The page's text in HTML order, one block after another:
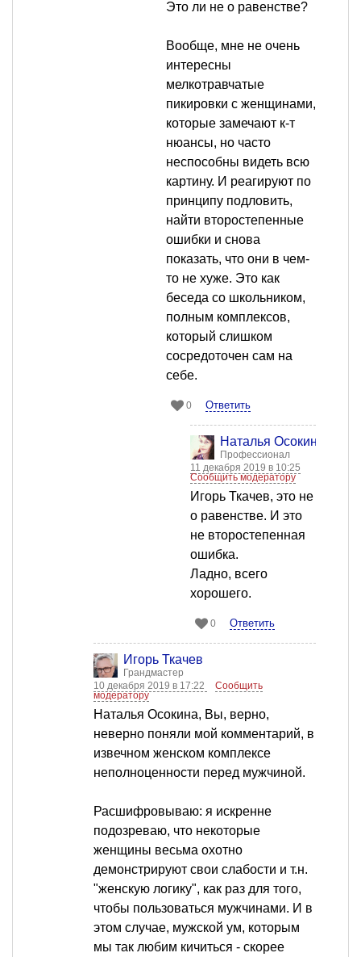
Это ли не о равенстве?
Вообще, мне не очень
интересны
мелкотравчатые
пикировки с женщинами,
которые замечают к-т
нюансы, но часто
неспособны видеть всю
картину. И реагируют по
принципу подловить,
найти второстепенные
ошибки и снова
показать, что они в чем-
то не хуже. Это как
беседа со школьником,
полным комплексов,
который слишком
сосредоточен сам на
себе.
0 Ответить
Наталья Осокина
Профессионал
11 декабря 2019 в 10:25
Сообщить модератору
Игорь Ткачев, это не
о равенстве. И это
не второстепенная
ошибка.
Ладно, всего
хорошего.
0 Ответить
Игорь Ткачев
Грандмастер
10 декабря 2019 в 17:22
Сообщить
модератору
Наталья Осокина, Вы, верно,
неверно поняли мой комментарий, в
извечном женском комплексе
неполноценности перед мужчиной.
Расшифровываю: я искренне
подозреваю, что некоторые
женщины весьма охотно
демонстрируют свои слабости и т.н.
"женскую логику", как раз для того,
чтобы пользоваться мужчинами. И в
этом случае, мужской ум, которым
мы так любим кичиться - скорее